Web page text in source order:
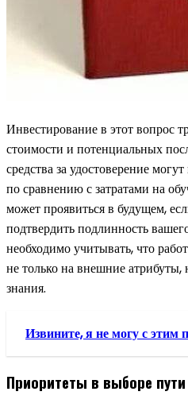
Инвестирование в этот вопрос
стоимости и потенциальных
средства за удостоверение
по сравнению с затратами на
может проявиться в будущем,
подтвердить подлинность
необходимо учитывать, что
не только на внешние атрибуты,
знания.
Извините, я не могу с этим
Приоритеты в выборе пути